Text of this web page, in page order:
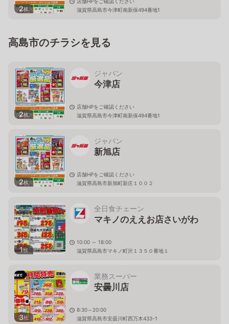
2枚
店舗HPをご確認ください
滋賀県高島市今津町南新保494番地1
高島市のチラシを見る
2枚
ジャパン
今津店
店舗HPをご確認ください
滋賀県高島市今津町南新保494番地1
2枚
ジャパン
新旭店
店舗HPをご確認ください
滋賀県高島市新旭町新庄１００２
1枚
全日食チェーン
マキノのええお店さいがわ
10:00 ～ 18:00
滋賀県高島市マキノ町沢１３５０番地１
3枚
業務スーパー
安曇川店
8:30～20:00
滋賀県高島市安曇川町西万木433-1